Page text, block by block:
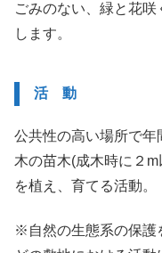
ごみのない、緑と花
します。
活 動
公共性の高い場所で
木の苗木(成木時に２
を植え、育てる活動。
※自然の生態系の保護